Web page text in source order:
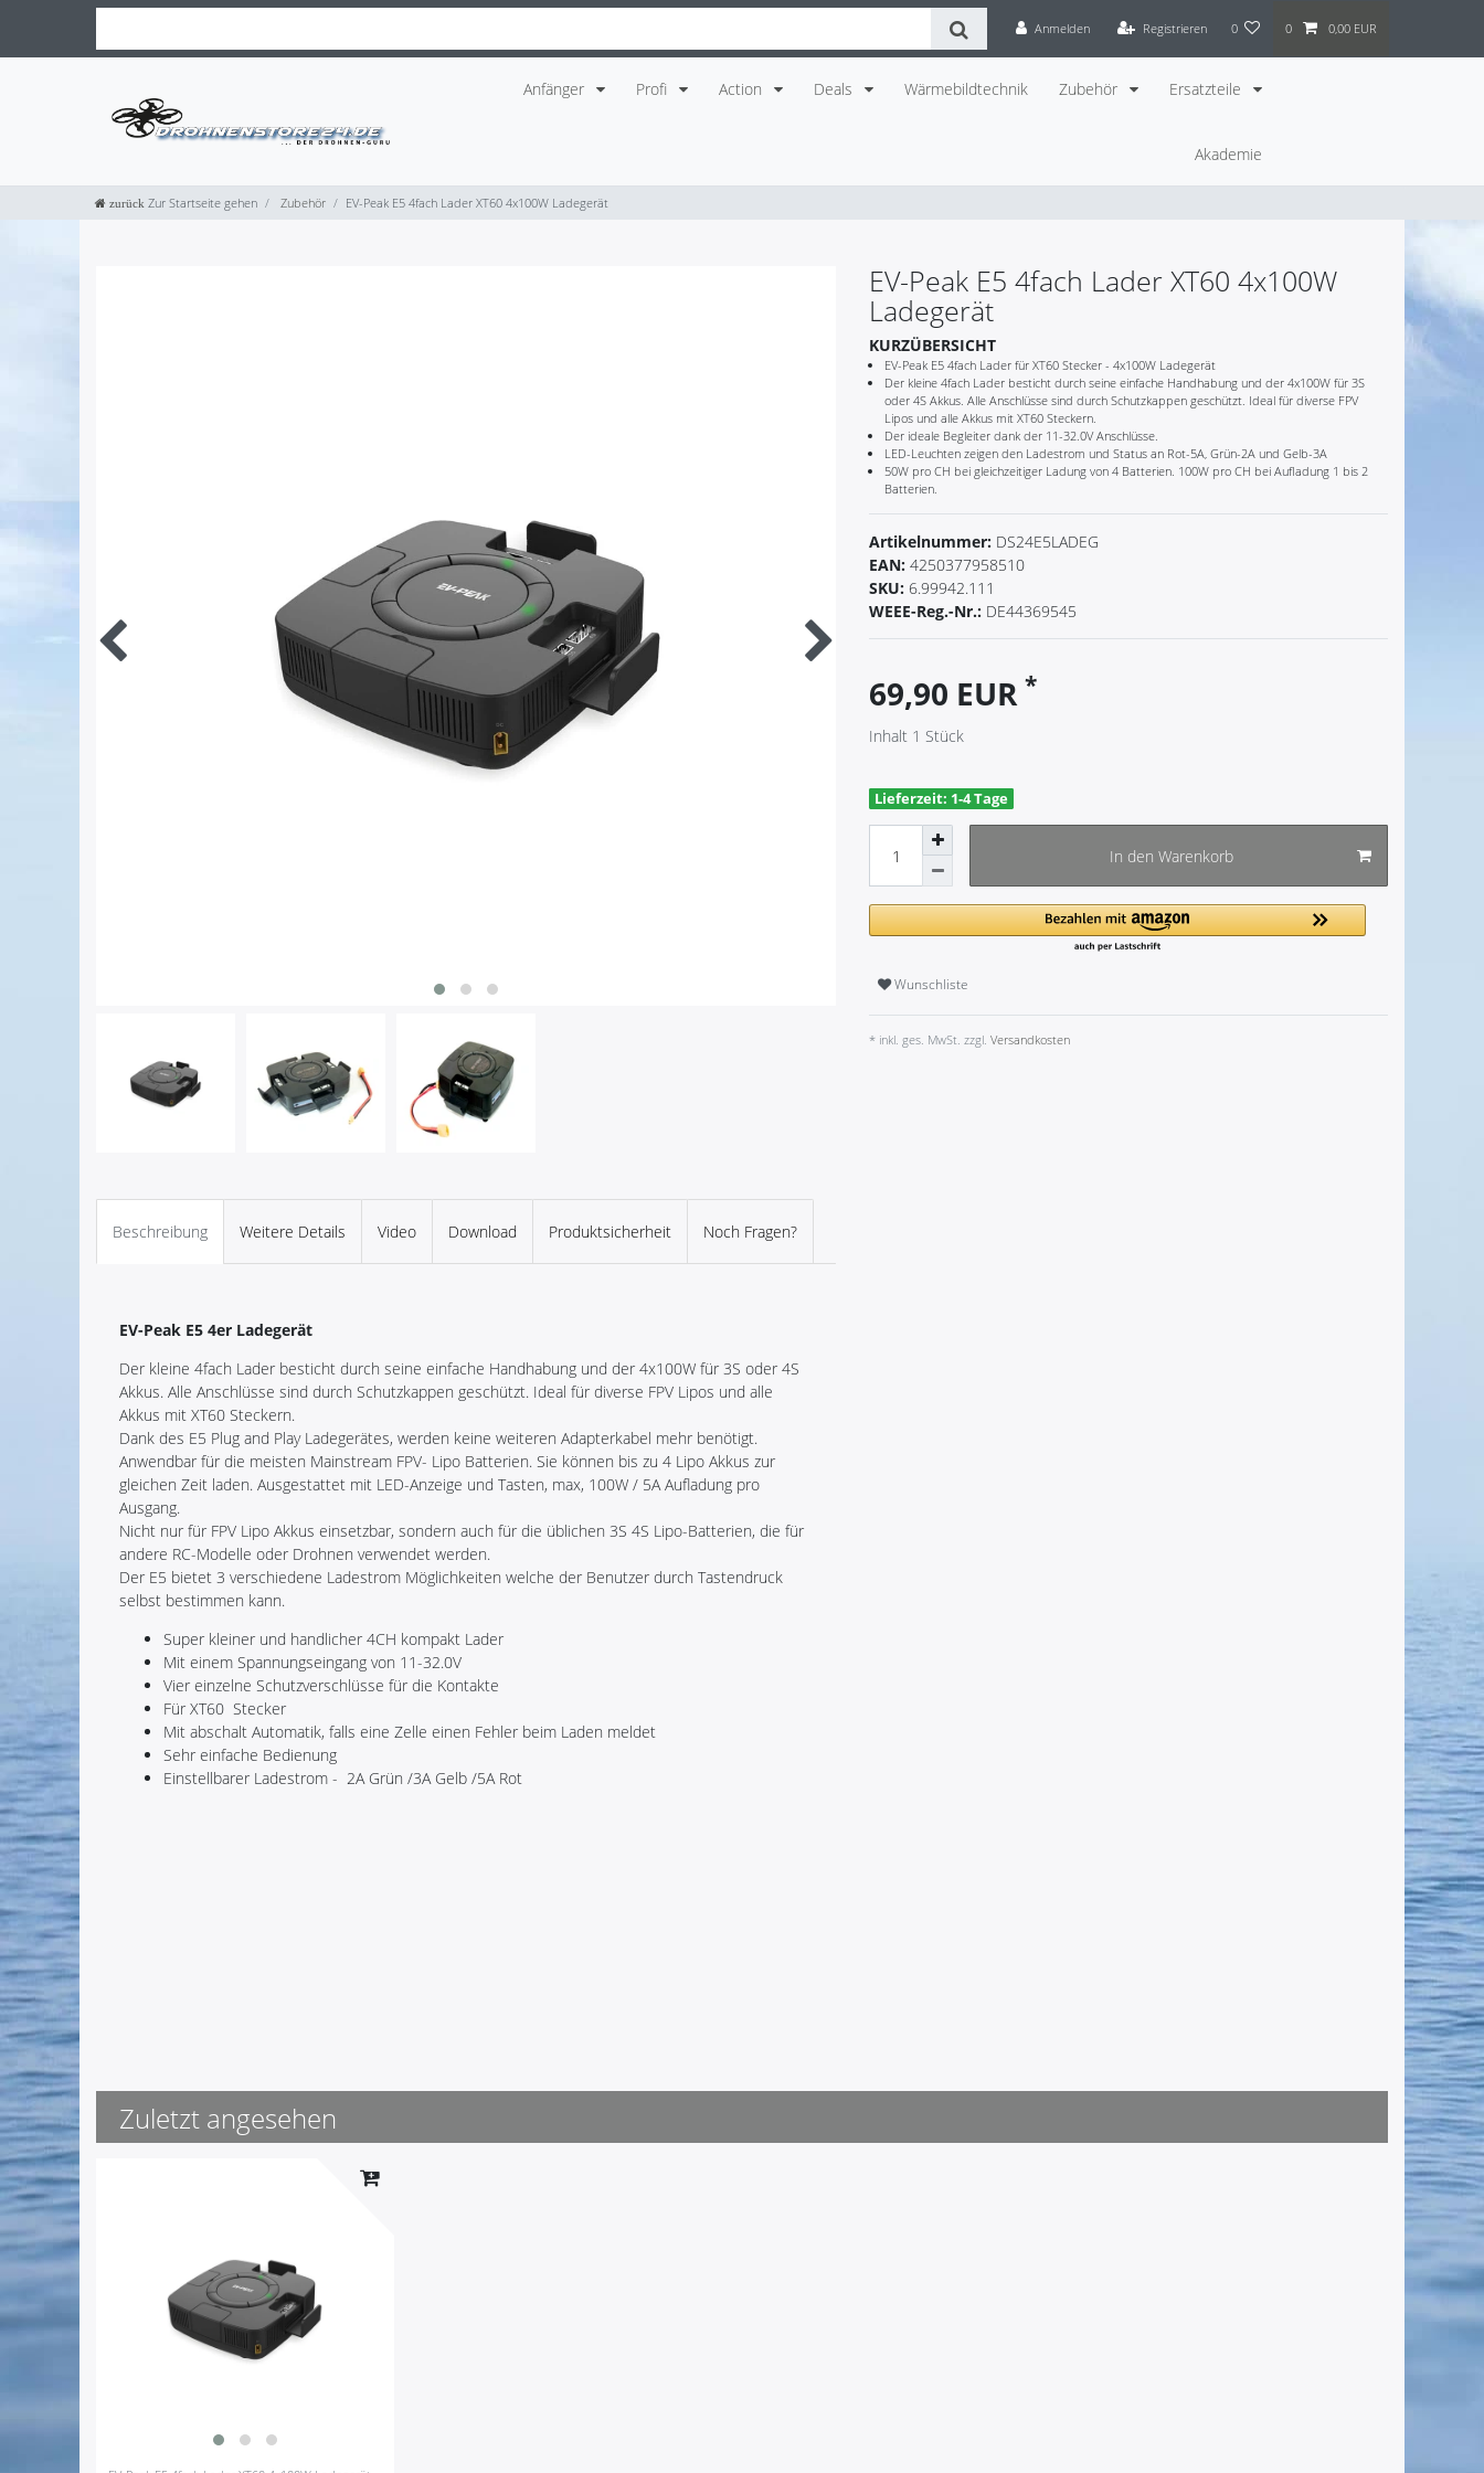
Anmelden Registrieren 0 0 0,00 EUR
Anfänger Profi Action Deals Wärmebildtechnik Zubehör Ersatzteile
Akademie
Zur Startseite gehen Zubehör EV-Peak E5 4fach Lader XT60 4x100W Ladegerät
Beschreibung Weitere Details Video Download Produktsicherheit Noch Fragen?
EV-Peak E5 4er Ladegerät
Der kleine 4fach Lader besticht durch seine einfache Handhabung und der 4x100W für 3S oder 4S
Akkus. Alle Anschlüsse sind durch Schutzkappen geschützt. Ideal für diverse FPV Lipos und alle
Akkus mit XT60 Steckern.
Dank des E5 Plug and Play Ladegerätes, werden keine weiteren Adapterkabel mehr benötigt.
Anwendbar für die meisten Mainstream FPV- Lipo Batterien. Sie können bis zu 4 Lipo Akkus zur
gleichen Zeit laden. Ausgestattet mit LED-Anzeige und Tasten, max, 100W / 5A Aufladung pro
Ausgang.
Nicht nur für FPV Lipo Akkus einsetzbar, sondern auch für die üblichen 3S 4S Lipo-Batterien, die für
andere RC-Modelle oder Drohnen verwendet werden.
Der E5 bietet 3 verschiedene Ladestrom Möglichkeiten welche der Benutzer durch Tastendruck
selbst bestimmen kann.
Super kleiner und handlicher 4CH kompakt Lader
Mit einem Spannungseingang von 11-32.0V
Vier einzelne Schutzverschlüsse für die Kontakte
Für XT60 Stecker
Mit abschalt Automatik, falls eine Zelle einen Fehler beim Laden meldet
Sehr einfache Bedienung
Einstellbarer Ladestrom - 2A Grün /3A Gelb /5A Rot
EV-Peak E5 4fach Lader XT60 4x100W
Ladegerät
KURZÜBERSICHT
EV-Peak E5 4fach Lader für XT60 Stecker - 4x100W Ladegerät
Der kleine 4fach Lader besticht durch seine einfache Handhabung und der 4x100W für 3S
oder 4S Akkus. Alle Anschlüsse sind durch Schutzkappen geschützt. Ideal für diverse FPV
Lipos und alle Akkus mit XT60 Steckern.
Der ideale Begleiter dank der 11-32.0V Anschlüsse.
LED-Leuchten zeigen den Ladestrom und Status an Rot-5A, Grün-2A und Gelb-3A
50W pro CH bei gleichzeitiger Ladung von 4 Batterien. 100W pro CH bei Aufladung 1 bis 2
Batterien.
Artikelnummer: DS24E5LADEG
EAN: 4250377958510
SKU: 6.99942.111
WEEE-Reg.-Nr.: DE44369545
69,90 EUR *
Inhalt 1 Stück
Lieferzeit: 1-4 Tage
In den Warenkorb
Wunschliste
* inkl. ges. MwSt. zzgl. Versandkosten
Zuletzt angesehen